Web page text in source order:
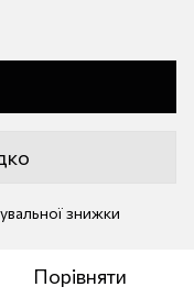
знижки
Порівняти